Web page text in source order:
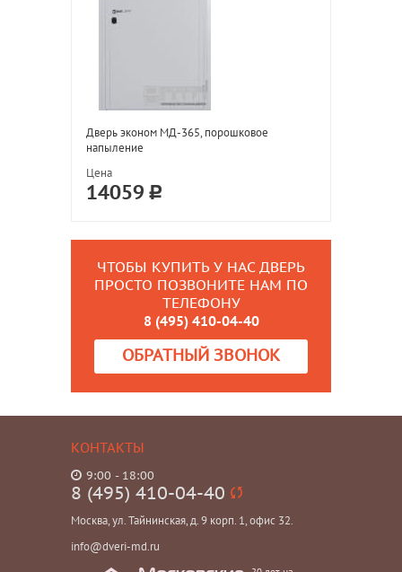
Дверь эконом МД-365, порошковое
напыление
Цена
14059
ЧТОБЫ КУПИТЬ У НАС ДВЕРЬ
ПРОСТО ПОЗВОНИТЕ НАМ ПО
ТЕЛЕФОНУ
8 (495) 410-04-40
ОБРАТНЫЙ ЗВОНОК
КОНТАКТЫ
9:00 - 18:00
8 (495) 410-04-40
Москва, ул. Тайнинская, д. 9 корп. 1, офис 32.
info@dveri-md.ru